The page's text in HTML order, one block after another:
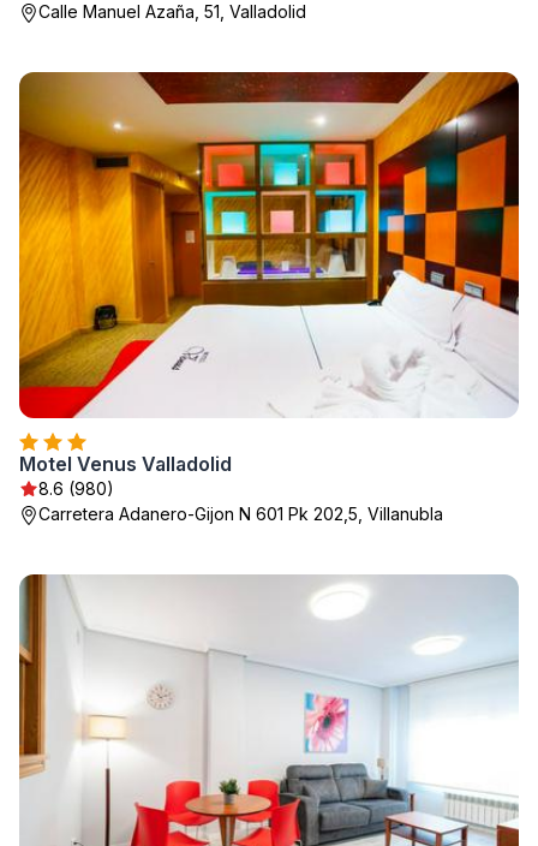
Calle Manuel Azaña, 51, Valladolid
Motel Venus Valladolid
8.6 (980)
Carretera Adanero-Gijon N 601 Pk 202,5, Villanubla